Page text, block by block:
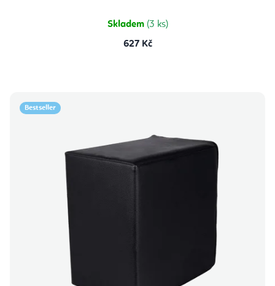
Skladem (3 ks)
627 Kč
Bestseller